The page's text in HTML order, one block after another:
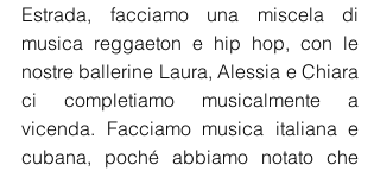
Estrada, facciamo una miscela di
musica reggaeton e hip hop, con le
nostre ballerine Laura, Alessia e Chiara
ci completiamo musicalmente a
vicenda. Facciamo musica italiana e
cubana, poché abbiamo notato che